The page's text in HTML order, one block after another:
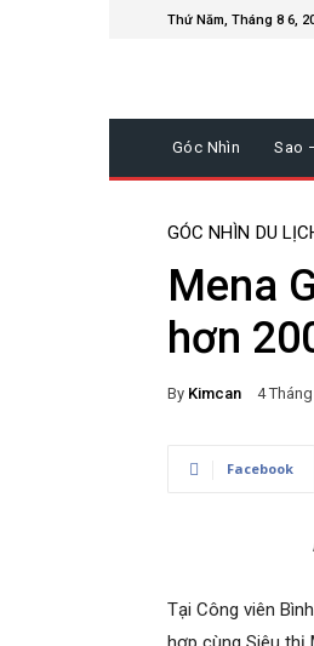
Thứ Năm, Tháng 8 6,
Góc Nhìn Sao
GÓC NHÌN DU
Mena
hơn
By Kimcan 4
Facebook
Tại Công viên